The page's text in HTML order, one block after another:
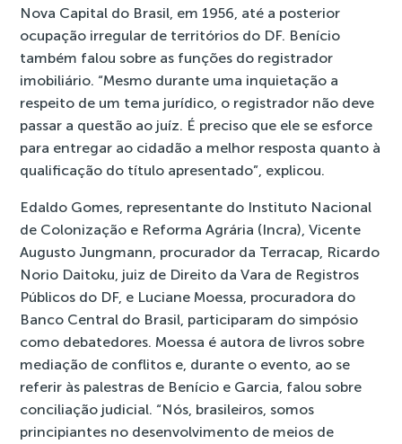
Nova Capital do Brasil, em 1956, até a posterior
ocupação irregular de territórios do DF. Benício
também falou sobre as funções do registrador
imobiliário. “Mesmo durante uma inquietação a
respeito de um tema jurídico, o registrador não deve
passar a questão ao juíz. É preciso que ele se esforce
para entregar ao cidadão a melhor resposta quanto à
qualificação do título apresentado”, explicou.
Edaldo Gomes, representante do Instituto Nacional
de Colonização e Reforma Agrária (Incra), Vicente
Augusto Jungmann, procurador da Terracap, Ricardo
Norio Daitoku, juiz de Direito da Vara de Registros
Públicos do DF, e Luciane Moessa, procuradora do
Banco Central do Brasil, participaram do simpósio
como debatedores. Moessa é autora de livros sobre
mediação de conflitos e, durante o evento, ao se
referir às palestras de Benício e Garcia, falou sobre
conciliação judicial. “Nós, brasileiros, somos
principiantes no desenvolvimento de meios de